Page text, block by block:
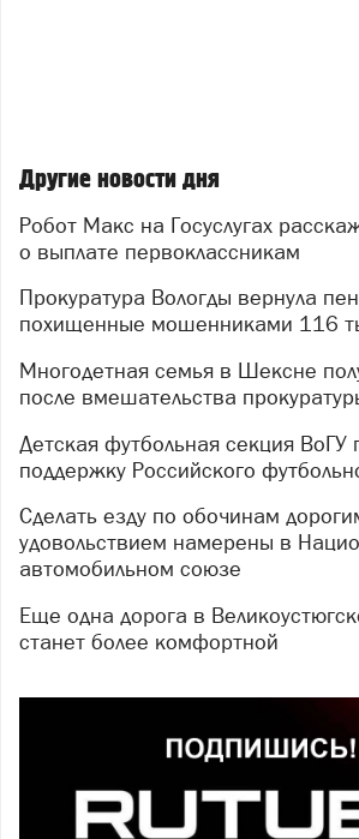
Другие новости дня
Робот Макс на Госуслугах расскажет вологжанам
о выплате первоклассникам
Прокуратура Вологды вернула пенсионерке
похищенные мошенниками 116
Многодетная семья в Шексне получила квартиру
после вмешательства
Детская футбольная секция ВоГУ получила
поддержку Российского
Сделать езду по обочинам дорогим
удовольствием намерены в
автомобильном союзе
Еще одна дорога в Великоустюгском округе
станет более комфортной